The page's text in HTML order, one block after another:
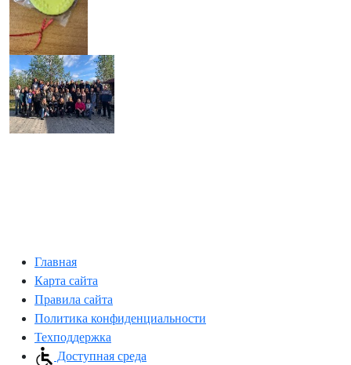
Главная
Карта сайта
Правила сайта
Политика конфиденциальности
Техподдержка
Доступная среда